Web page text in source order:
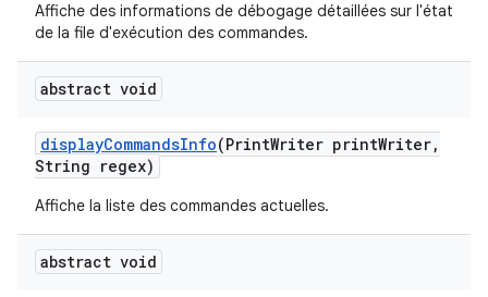
Affiche des informations de débogage détaillées sur l'état
de la file d'exécution des commandes.
abstract void
displayCommandsInfo(PrintWriter printWriter,
String regex)
Affiche la liste des commandes actuelles.
abstract void